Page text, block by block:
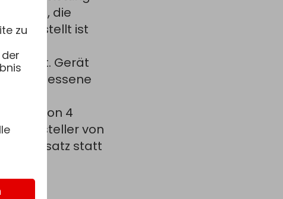
ist, die
ist
bereit. Gerät
angemessene
von 4
Besteller von
statt
zu